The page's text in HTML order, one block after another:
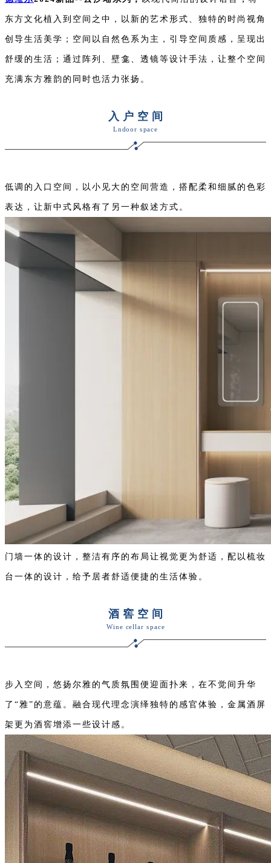
东方文化植入到空间之中，以新的艺术形式、独特的时尚视角
创导生活美学；空间以自然色系为主，引导空间质感，呈现出
舒缓的生活；通过阵列、壁龛、透镜等设计手法，让整个空间
充满东方雅韵的同时也活力张扬。
入户空间
Lndoor space
低调的入口空间，以小见大的空间营造，搭配柔和细腻的色彩
表达，让新中式风格有了另一种叙述方式。
门墙一体的设计，整洁有 序的布局让视觉更为舒适，配以梳妆
台一体的设计，给予居者舒适便捷的生活体验。
酒窖空间
Wine cellar space
步入空间，悠扬尔雅的气质氛围便迎面扑来，在不觉间升华
了“雅”的意蕴。 融合现代理念演绎独特的感官体验，金属酒屏
架更为酒窖增添一些设计感。